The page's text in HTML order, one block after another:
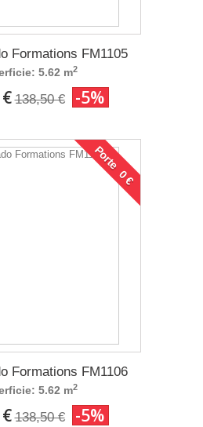
Formations FM1105
5.62 m2
138,50 € -5%
Porte 0 €
Formations FM1106
5.62 m2
138,50 € -5%